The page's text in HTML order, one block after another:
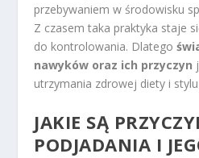
przebywaniem w środowisku
Z czasem taka praktyka staje
do kontrolowania. Dlatego
nawyków oraz ich przyczyn
utrzymania zdrowej diety i stylu
JAKIE SĄ
PODJADANIA I